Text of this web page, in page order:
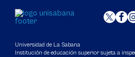
Universidad de La Sabana
Institución de educación superior sujeta a